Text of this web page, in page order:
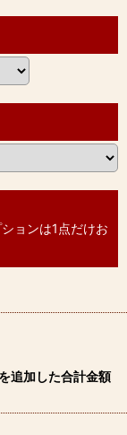
ョンは1点だけお
追加した合計金額